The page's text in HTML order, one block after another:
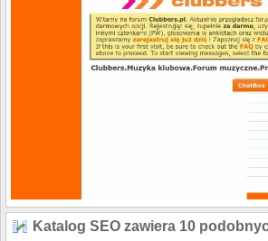
Katalog SEO zawiera 10